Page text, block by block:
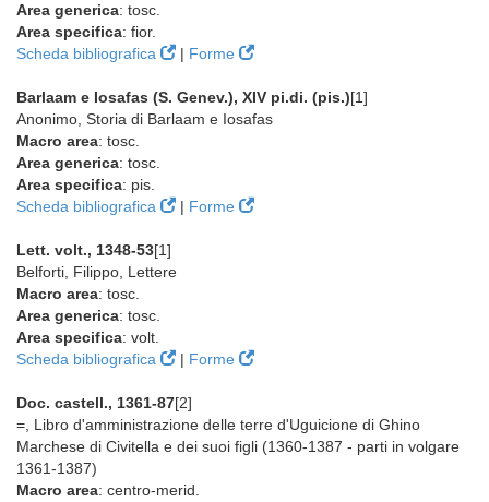
Area generica: tosc.
Area specifica: fior.
Scheda bibliografica
| Forme
Barlaam e Iosafas (S. Genev.), XIV pi.di. (pis.)[1]
Anonimo, Storia di Barlaam e Iosafas
Macro area: tosc.
Area generica: tosc.
Area specifica: pis.
Scheda bibliografica
| Forme
Lett. volt., 1348-53[1]
Belforti, Filippo, Lettere
Macro area: tosc.
Area generica: tosc.
Area specifica: volt.
Scheda bibliografica
| Forme
Doc. castell., 1361-87[2]
=, Libro d'amministrazione delle terre d'Uguicione di Ghino
Marchese di Civitella e dei suoi figli (1360-1387 - parti in volgare
1361-1387)
Macro area: centro-merid.